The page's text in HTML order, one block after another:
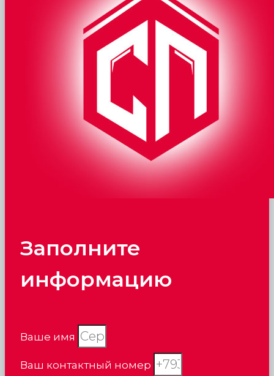
Заполните
информацию
Ваше имя
Ваш контактный номер